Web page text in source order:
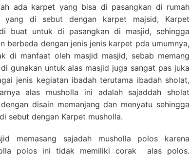
ada karpet yang bisa di pasangkan di rumah
yang di sebut dengan karpet majsid, Karpet
buat untuk di pasangkan di masjid, sehingga
berbeda dengan jenis jenis karpet pda umumnya,
di manfaat oleh masjid masjid, sebab memang
gunakan untuk alas masjid juga sangat pas juka
jenis kegiatan ibadah terutama ibadah sholat,
alas musholla ini adalah sajaddah sholat
disain memanjang dan menyatu sehingga
sebut dengan Karpet musholla.
memasang sajadah musholla polos karena
polos ini tidak memiliki corak alas polos.